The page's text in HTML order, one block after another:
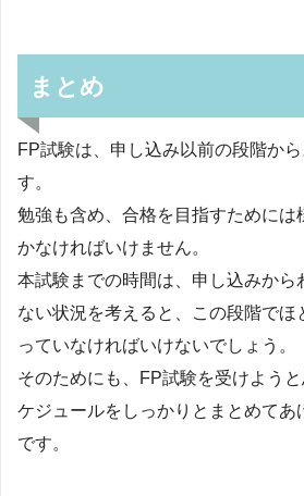
まとめ
FP試験は、申し込み以前の段階か
す。
勉強も含め、合格を目指すためには
かなければいけません。
本試験までの時間は、申し込みから
ない状況を考えると、この段階でほ
っていなければいけないでしょう。
そのためにも、FP試験を受けよう
ケジュールをしっかりとまとめてあ
です。